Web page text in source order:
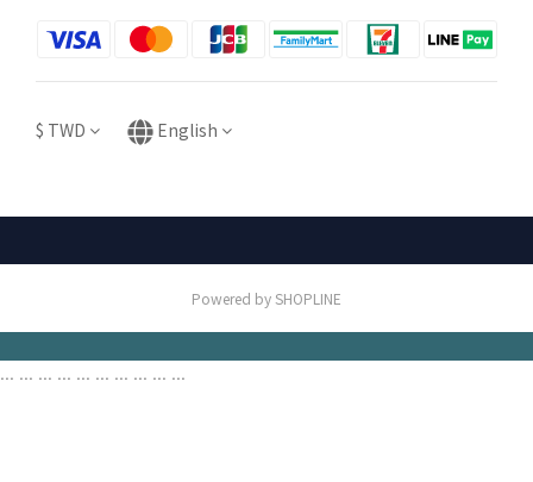
$ TWD English
Powered by SHOPLINE
... ... ... ... ... ... ... ... ... ...